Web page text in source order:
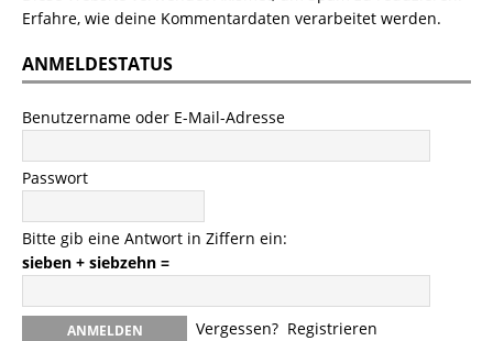
Erfahre, wie deine Kommentardaten verarbeitet werden.
ANMELDESTATUS
Benutzername oder E-Mail-Adresse
Passwort
Bitte gib eine Antwort in Ziffern ein:
sieben + siebzehn =
Vergessen? Registrieren